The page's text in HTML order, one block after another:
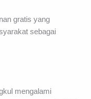
gratis yang
sebagai
mengalami